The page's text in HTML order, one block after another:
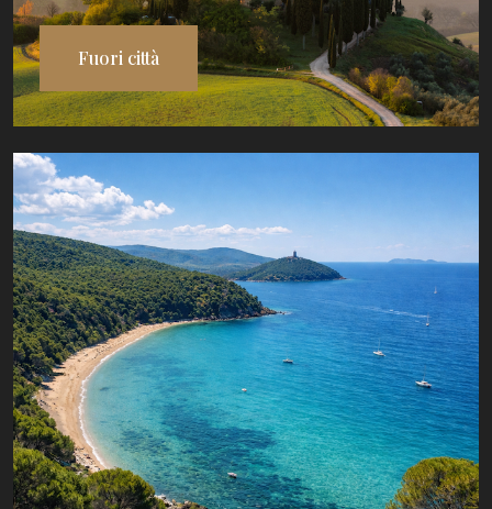
Fuori città